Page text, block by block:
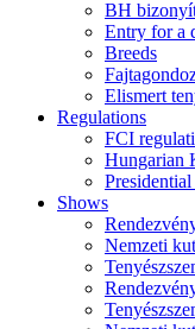
BH
Entry for a
Breeds
Elismert
Regulations
FCI
Hungarian
Shows
Nemzeti